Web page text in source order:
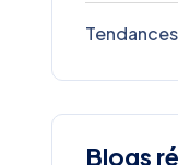
Blogs